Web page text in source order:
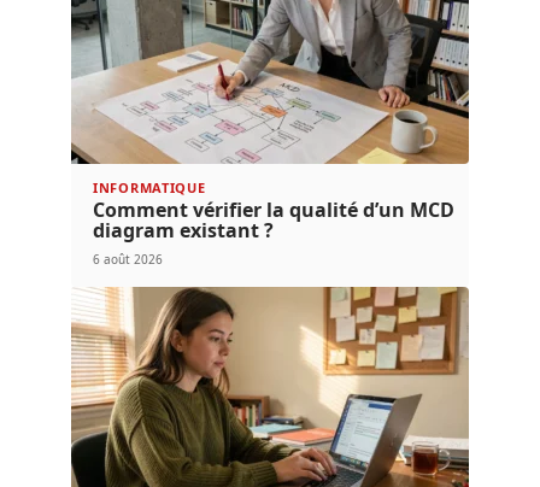
INFORMATIQUE
Comment vérifier la qualité d’un MCD
diagram existant ?
6 août 2026